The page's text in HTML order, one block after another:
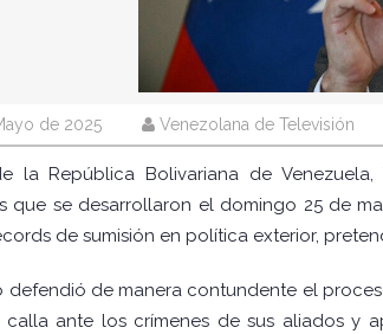
de 2025 Venezolana de Televisión
la República Bolivariana de
que se desarrollaron el domingo 25 de
de sumisión en política exterior,
defendió de manera contundente el
calla ante los crímenes de sus aliados y